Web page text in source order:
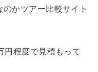
かツアー比較サイト
円程度で見積もって